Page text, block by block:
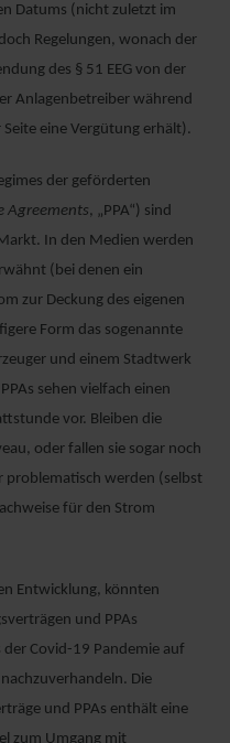
Datums (nicht zuletzt im
Regelungen, wonach der
des § 51 EEG von der
Anlagenbetreiber während
eine Vergütung erhält).
der geförderten
Agreements, „PPA“) sind
In den Medien werden
(bei denen ein
zur Deckung des eigenen
Form das sogenannte
und einem Stadtwerk
sehen vielfach einen
vor. Bleiben die
oder fallen sie sogar noch
problematisch werden (selbst
für den Strom
Entwicklung, könnten
und PPAs
Covid-19 Pandemie auf
Die
und PPAs enthält eine
zum Umgang mit